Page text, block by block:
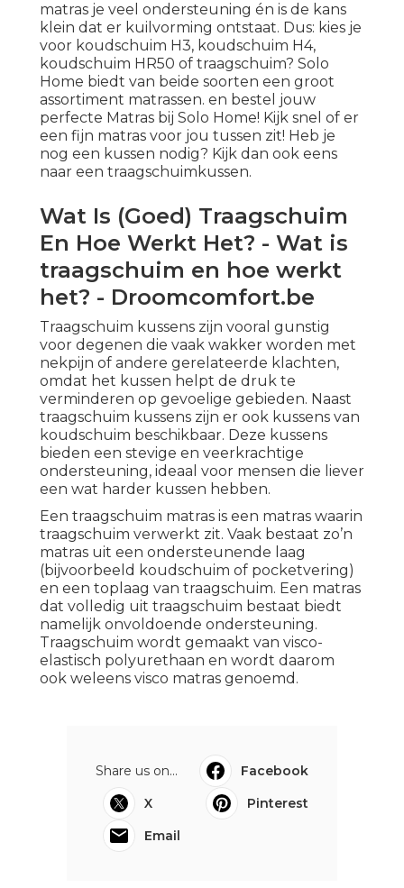
matras je veel ondersteuning én is de kans
klein dat er kuilvorming ontstaat. Dus: kies je
voor koudschuim H3, koudschuim H4,
koudschuim HR50 of traagschuim? Solo
Home biedt van beide soorten een groot
assortiment matrassen. en bestel jouw
perfecte Matras bij Solo Home! Kijk snel of er
een fijn matras voor jou tussen zit! Heb je
nog een kussen nodig? Kijk dan ook eens
naar een traagschuimkussen.
Wat Is (Goed) Traagschuim
En Hoe Werkt Het? - Wat is
traagschuim en hoe werkt
het? - Droomcomfort.be
Traagschuim kussens zijn vooral gunstig
voor degenen die vaak wakker worden met
nekpijn of andere gerelateerde klachten,
omdat het kussen helpt de druk te
verminderen op gevoelige gebieden. Naast
traagschuim kussens zijn er ook kussens van
koudschuim beschikbaar. Deze kussens
bieden een stevige en veerkrachtige
ondersteuning, ideaal voor mensen die liever
een wat harder kussen hebben.
Een traagschuim matras is een matras waarin
traagschuim verwerkt zit. Vaak bestaat zo’n
matras uit een ondersteunende laag
(bijvoorbeeld koudschuim of pocketvering)
en een toplaag van traagschuim. Een matras
dat volledig uit traagschuim bestaat biedt
namelijk onvoldoende ondersteuning.
Traagschuim wordt gemaakt van visco-
elastisch polyurethaan en wordt daarom
ook weleens visco matras genoemd.
Share us on...
Facebook
X
Pinterest
Email